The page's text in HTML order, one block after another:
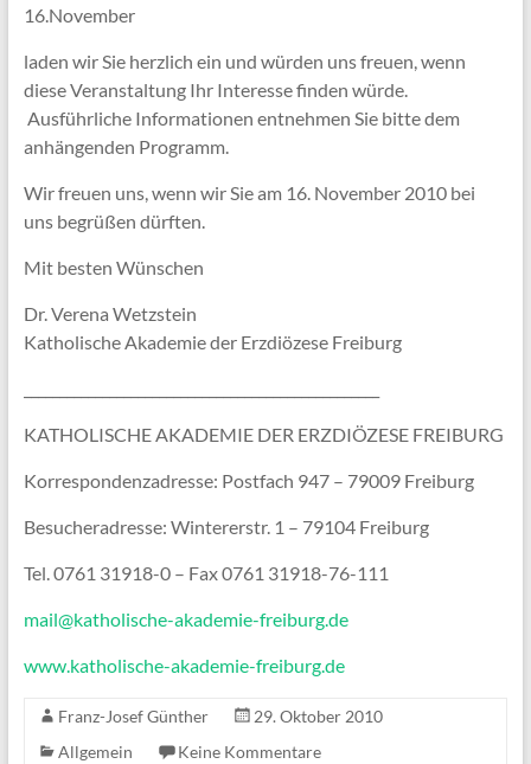
16.November
laden wir Sie herzlich ein und würden uns freuen, wenn
diese Veranstaltung Ihr Interesse finden würde.
Ausführliche Informationen entnehmen Sie bitte dem
anhängenden Programm.
Wir freuen uns, wenn wir Sie am 16. November 2010 bei
uns begrüßen dürften.
Mit besten Wünschen
Dr. Verena Wetzstein
Katholische Akademie der Erzdiözese Freiburg
KATHOLISCHE AKADEMIE DER ERZDIÖZESE FREIBURG
Korrespondenzadresse: Postfach 947 – 79009 Freiburg
Besucheradresse: Wintererstr. 1 – 79104 Freiburg
Tel. 0761 31918-0 – Fax 0761 31918-76-111
mail@katholische-akademie-freiburg.de
www.katholische-akademie-freiburg.de
Franz-Josef Günther
29. Oktober 2010
Allgemein
Keine Kommentare